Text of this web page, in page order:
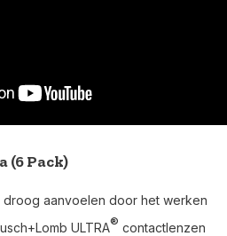
(6 Pack)
aanvoelen door het werken
ULTRA® contactlenzen